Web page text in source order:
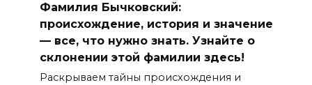
Фамилия Бычковский:
происхождение, история и значение
— все, что нужно знать. Узнайте о
склонении этой фамилии здесь!
Раскрываем тайны происхождения и